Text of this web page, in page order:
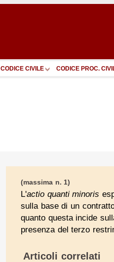
CODICE CIVILE CODICE PROC.
(massima n. 1)
L'actio quanti minoris
sulla base di un
quanto questa incide
presenza del terzo
Articoli correlati